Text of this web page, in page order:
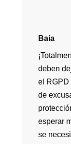
Baia
deben
el RGPD
de
esperar
se